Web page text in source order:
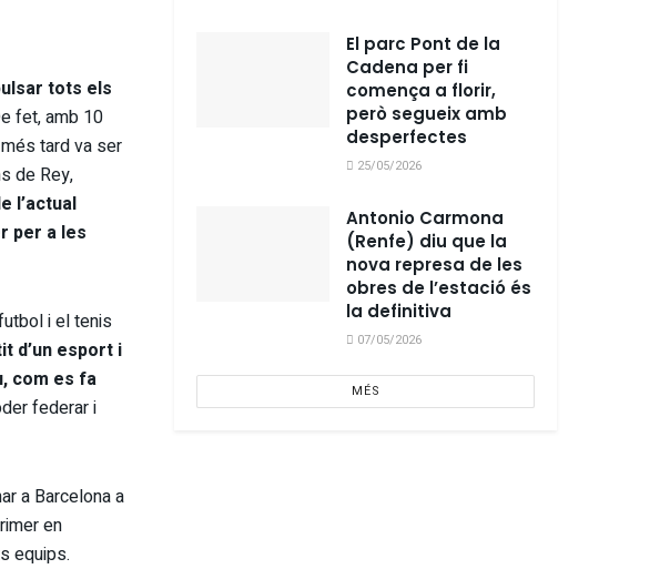
tots els
fet, amb 10
tard va ser
de Rey,
l’actual
per a les
i el tenis
d’un esport i
com es fa
federar i
a Barcelona a
en
equips.
El parc Pont de la
Cadena per fi
comença a florir,
però segueix amb
desperfectes
25/05/2026
Antonio Carmona
(Renfe) diu que la
nova represa de les
obres de l’estació és
la definitiva
07/05/2026
MÉS